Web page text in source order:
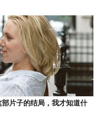
部片子的结局，我才知道什